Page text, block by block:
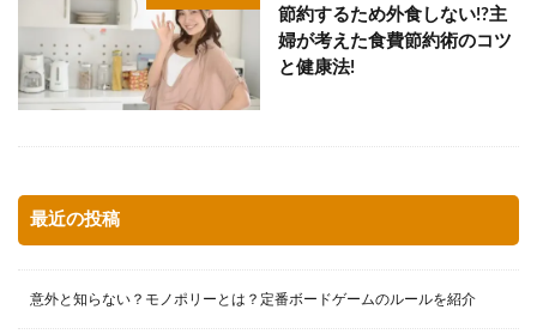
節約するため外食しない!?主
婦が考えた食費節約術のコツ
と健康法!
最近の投稿
意外と知らない？モノポリーとは？定番ボードゲームのルールを紹介